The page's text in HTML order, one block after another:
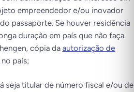
empreendedor e/ou inovador
passaporte. Se houver residência
duração em país que não faça
cópia da autorização de
país;
seja titular de número fiscal e/ou de